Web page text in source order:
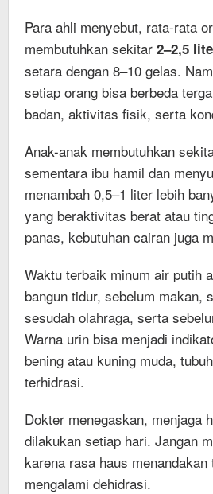
Para ahli menyebut, rata-rata
membutuhkan sekitar 2–2,5
setara dengan 8–10 gelas.
setiap orang bisa berbeda
badan, aktivitas fisik, serta
Anak-anak membutuhkan
sementara ibu hamil dan
menambah 0,5–1 liter lebih
yang beraktivitas berat atau
panas, kebutuhan cairan juga
Waktu terbaik minum air putih
bangun tidur, sebelum makan,
sesudah olahraga, serta
Warna urin bisa menjadi
bening atau kuning muda,
terhidrasi.
Dokter menegaskan, menjaga
dilakukan setiap hari. Jangan
karena rasa haus
mengalami dehidrasi.